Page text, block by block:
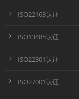
ISO22163认证
ISO13485认证
ISO22301认证
ISO27001认证